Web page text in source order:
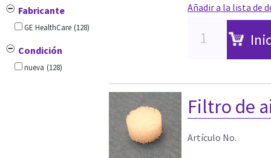
Fabricante
GE HealthCare (128)
Condición
nueva (128)
Añadir a la lista de
Filtro de
Artículo No.